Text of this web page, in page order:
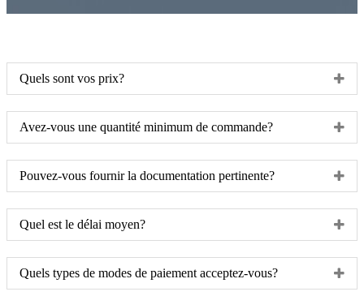
Quels sont vos prix?
Avez-vous une quantité minimum de commande?
Pouvez-vous fournir la documentation pertinente?
Quel est le délai moyen?
Quels types de modes de paiement acceptez-vous?